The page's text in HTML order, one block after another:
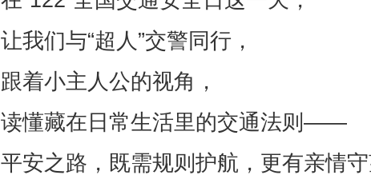
让我们与“超人”交警同行，
跟着小主人公的视角，
读懂藏在日常生活里的交通法则——
平安之路，既需规则护航，更有亲情